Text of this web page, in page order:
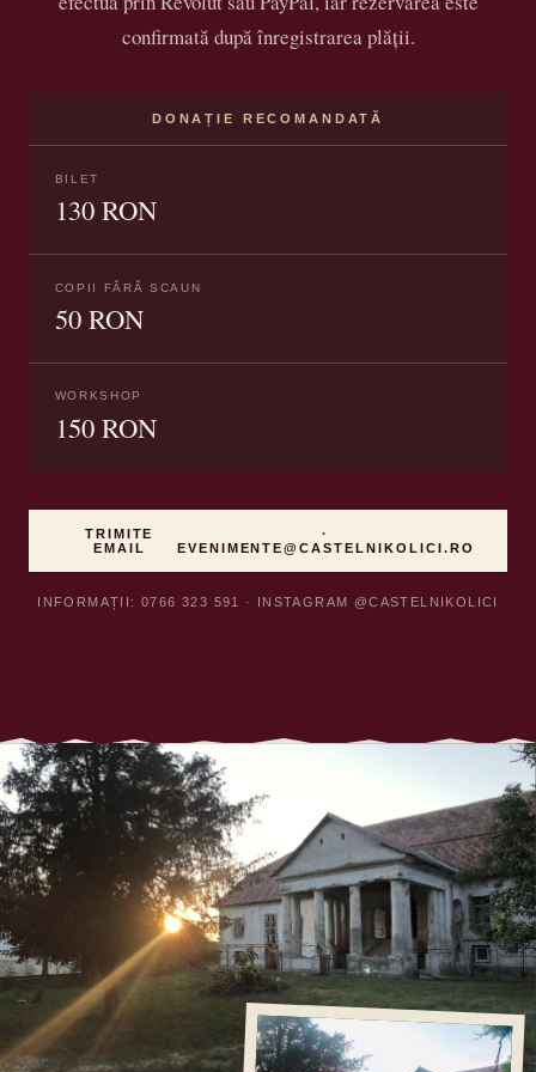
confirmată după înregistrarea plății.
DONAȚIE RECOMANDATĂ
BILET
130 RON
COPII FĂRĂ SCAUN
50 RON
WORKSHOP
150 RON
TRIMITE
EMAIL
·
EVENIMENTE@CASTELNIKOLICI.RO
INFORMAȚII: 0766 323 591 · INSTAGRAM @CASTELNIKOLICI